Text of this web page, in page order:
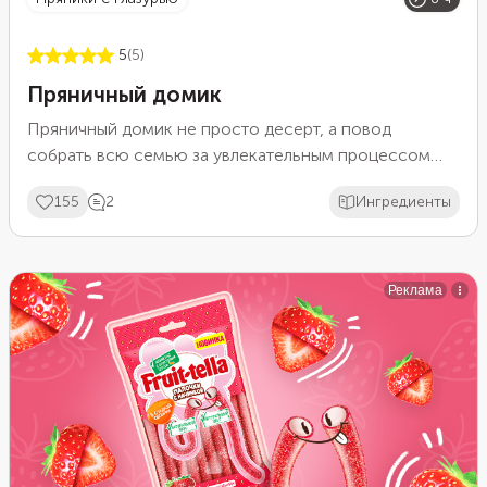
5(5)
Пряничный домик
Пряничный домик не просто десерт, а повод
собрать всю семью за увлекательным процессом
зимний десерт наполняет дом ароматами специй,
создавая атмосферу праздника и тепла. Он
украшением стола.
155 2 Ингредиенты